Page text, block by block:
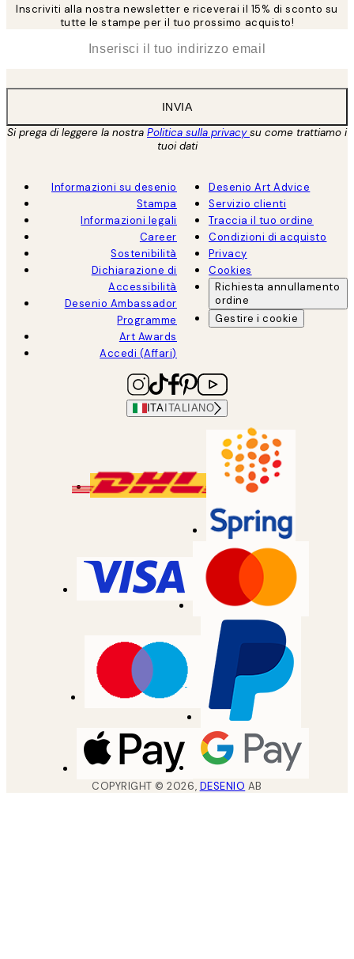
Inscriviti alla nostra newsletter e riceverai il 15% di sconto su
tutte le stampe per il tuo prossimo acquisto!
INVIA
Si prega di leggere la nostra Politica sulla privacysu come trattiamo i
tuoi dati
Informazioni su desenio
Stampa
Informazioni legali
Career
Sostenibilità
Dichiarazione di
Accessibilità
Desenio Ambassador
Programme
Art Awards
Accedi (Affari)
Desenio Art Advice
Servizio clienti
Traccia il tuo ordine
Condizioni di acquisto
Privacy
Cookies
Richiesta annullamento
ordine
Gestire i cookie
ITA ITALIANO
COPYRIGHT ©2026, DESENIO AB